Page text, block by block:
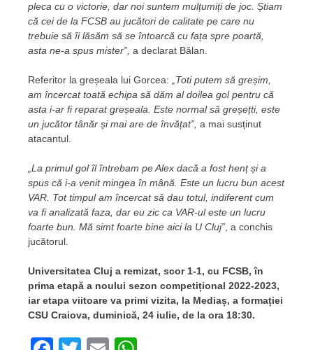
pleca cu o victorie, dar noi suntem mulțumiți de joc. Știam
că cei de la FCSB au jucători de calitate pe care nu
trebuie să îi lăsăm să se întoarcă cu fața spre poartă,
asta ne-a spus mister”, a declarat Bălan.
Referitor la greșeala lui Gorcea: „Toti putem să greșim,
am încercat toată echipa să dăm al doilea gol pentru că
asta i-ar fi reparat greșeala. Este normal să greșețti, este
un jucător tânăr și mai are de învățat”, a mai susținut
atacantul.
„La primul gol îl întrebam pe Alex dacă a fost henț și a
spus că i-a venit mingea în mână. Este un lucru bun acest
VAR. Tot timpul am încercat să dau totul, indiferent cum
va fi analizată faza, dar eu zic ca VAR-ul este un lucru
foarte bun. Mă simt foarte bine aici la U Cluj”, a conchis
jucătorul.
Universitatea Cluj a remizat, scor 1-1, cu FCSB, în
prima etapă a noului sezon competițional 2022-2023,
iar etapa viitoare va primi vizita, la Mediaș, a formației
CSU Craiova, duminică, 24 iulie, de la ora 18:30.